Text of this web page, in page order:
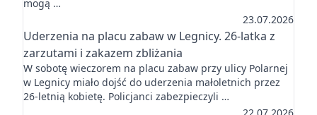
mogą …
23.07.2026
Uderzenia na placu zabaw w Legnicy. 26-latka z
zarzutami i zakazem zbliżania
W sobotę wieczorem na placu zabaw przy ulicy Polarnej
w Legnicy miało dojść do uderzenia małoletnich przez
26-letnią kobietę. Policjanci zabezpieczyli …